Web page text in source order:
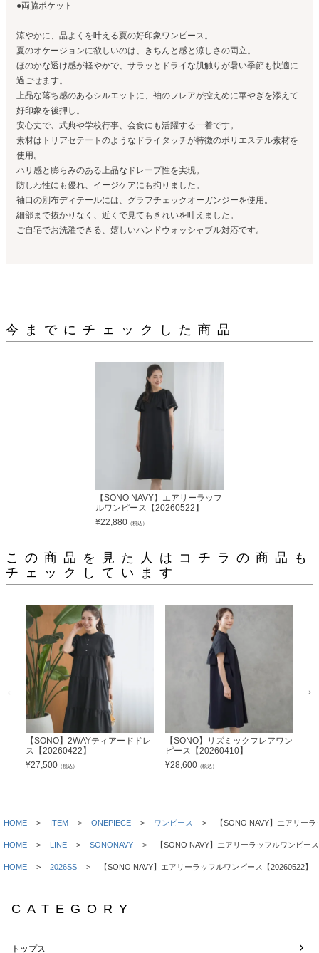
●両脇ポケット
涼やかに、品よくを叶える夏の好印象ワンピース。
夏のオケージョンに欲しいのは、きちんと感と涼しさの両立。
ほのかな透け感が軽やかで、サラッとドライな肌触りが暑い季節も快適に
過ごせます。
上品な落ち感のあるシルエットに、袖のフレアが控えめに華やぎを添えて
好印象を後押し。
安心丈で、式典や学校行事、会食にも活躍する一着です。
素材はトリアセテートのようなドライタッチが特徴のポリエステル素材を
使用。
ハリ感と膨らみのある上品なドレープ性を実現。
防しわ性にも優れ、イージケアにも拘りました。
袖口の別布ディテールには、グラフチェックオーガンジーを使用。
細部まで抜かりなく、近くで見てもきれいを叶えました。
ご自宅でお洗濯できる、嬉しいハンドウォッシャブル対応です。
今までにチェックした商品
【SONO NAVY】エアリーラッフ
ルワンピース【20260522】
¥22,880 （税込）
この商品を見た人はコチラの商品も
チェックしています
【SONO】2WAYティアードドレ
ス【20260422】
¥27,500 （税込）
【SONO】リズミックフレアワン
ピース【20260410】
¥28,600 （税込）
HOME ITEM ONEPIECE ワンピース 【SONO NAVY】エアリー
HOME LINE SONONAVY 【SONO NAVY】エアリーラッフルワンピー
HOME 2026SS 【SONO NAVY】エアリーラッフルワンピース【20260522】
CATEGORY
トップス